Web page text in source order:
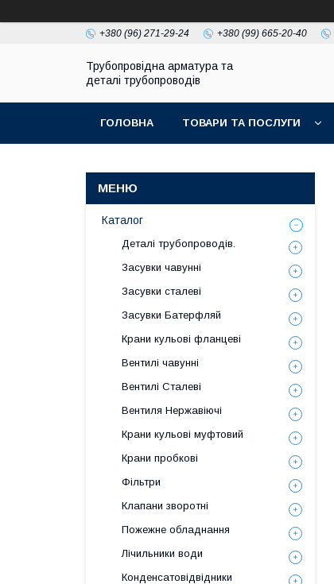
+380 (96) 271-29-24 +380 (99) 665-20-40
Трубопровідна арматура та
деталі трубопроводів
ГОЛОВНА ТОВАРИ ТА ПОСЛУГИ
Каталог
Деталі трубопроводів.
Засувки чавунні
Засувки сталеві
Засувки Батерфляй
Крани кульові фланцеві
Вентилі чавунні
Вентилі Сталеві
Вентиля Нержавіючі
Крани кульові муфтовий
Крани пробкові
Фільтри
Клапани зворотні
Пожежне обладнання
Лічильники води
Конденсатовідвідники